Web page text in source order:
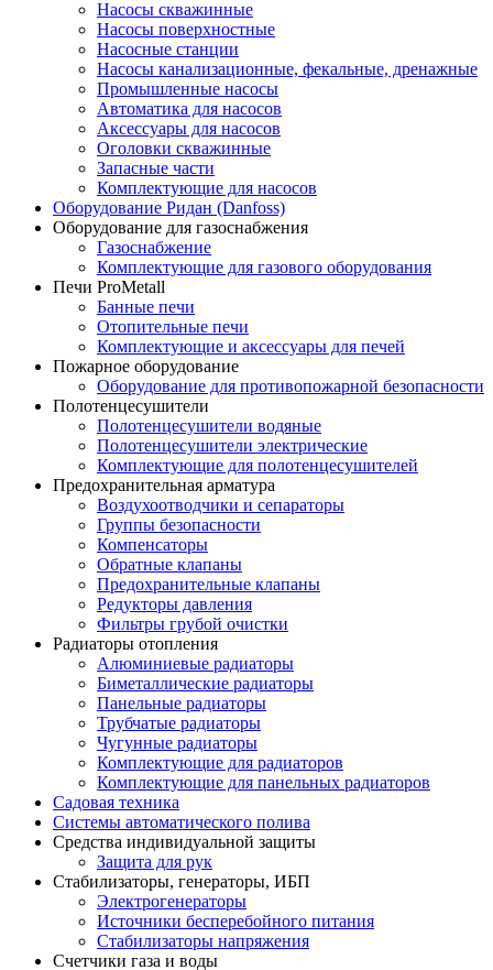
Насосы скважинные
Насосы поверхностные
Насосные станции
Насосы канализационные, фекальные, дренажные
Промышленные насосы
Автоматика для насосов
Аксессуары для насосов
Оголовки скважинные
Запасные части
Комплектующие для насосов
Оборудование Ридан (Danfoss)
Оборудование для газоснабжения
Газоснабжение
Комплектующие для газового оборудования
Печи ProMetall
Банные печи
Отопительные печи
Комплектующие и аксессуары для печей
Пожарное оборудование
Оборудование для противопожарной безопасности
Полотенцесушители
Полотенцесушители водяные
Полотенцесушители электрические
Комплектующие для полотенцесушителей
Предохранительная арматура
Воздухоотводчики и сепараторы
Группы безопасности
Компенсаторы
Обратные клапаны
Предохранительные клапаны
Редукторы давления
Фильтры грубой очистки
Радиаторы отопления
Алюминиевые радиаторы
Биметаллические радиаторы
Панельные радиаторы
Трубчатые радиаторы
Чугунные радиаторы
Комплектующие для радиаторов
Комплектующие для панельных радиаторов
Садовая техника
Системы автоматического полива
Средства индивидуальной защиты
Защита для рук
Стабилизаторы, генераторы, ИБП
Электрогенераторы
Источники бесперебойного питания
Стабилизаторы напряжения
Счетчики газа и воды